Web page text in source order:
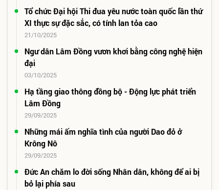
Tổ chức Đại hội Thi đua yêu nước toàn quốc lần thứ
XI thực sự đặc sắc, có tính lan tỏa cao
21/10/2025
Ngư dân Lâm Đồng vươn khơi bằng công nghệ hiện
đại
03/10/2025
Hạ tầng giao thông đồng bộ - Động lực phát triển
Lâm Đồng
29/09/2025
Những mái ấm nghĩa tình của người Dao đỏ ở
Krông Nô
29/09/2025
Đức An chăm lo đời sống Nhân dân, không để ai bị
bỏ lại phía sau